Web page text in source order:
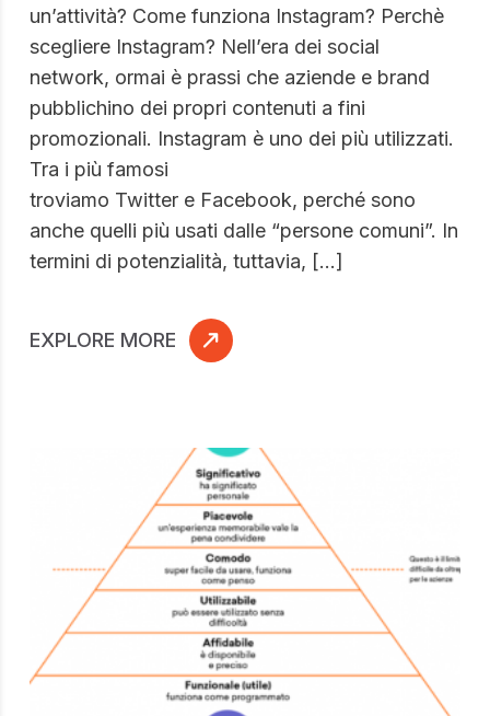
un’attività? Come funziona Instagram? Perchè
scegliere Instagram? Nell’era dei social
network, ormai è prassi che aziende e brand
pubblichino dei propri contenuti a fini
promozionali. Instagram è uno dei più utilizzati.
Tra i più famosi
troviamo Twitter e Facebook, perché sono
anche quelli più usati dalle “persone comuni”. In
termini di potenzialità, tuttavia, […]
EXPLORE MORE